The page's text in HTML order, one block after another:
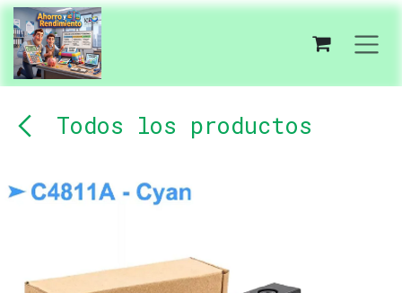
Ir al contenido
Todos los productos